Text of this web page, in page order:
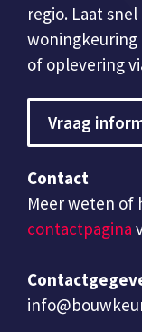
regio. Laat
woningkeuring
of oplevering
Vraag
Contact
Meer weten of
contactpagina